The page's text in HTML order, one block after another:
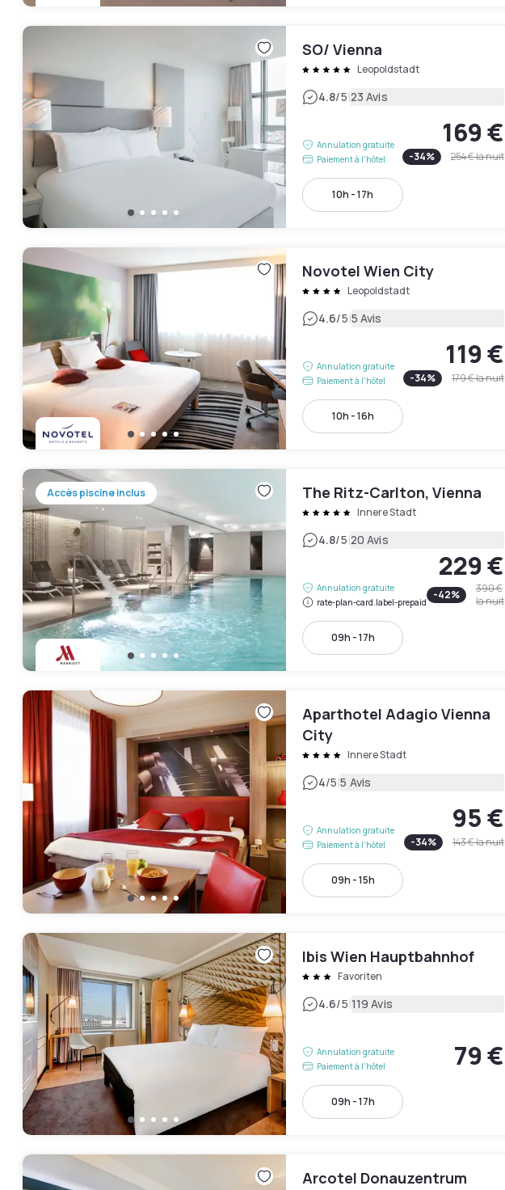
SO/ Vienna
Leopoldstadt
4.8/5|23 Avis
Annulation gratuite
Paiement à l'hôtel
169 €
-34% 254 €la nuit
10h - 17h
Novotel Wien City
Leopoldstadt
4.6/5|5 Avis
Annulation gratuite
Paiement à l'hôtel
119 €
-34% 179 €la nuit
10h - 16h
Accès piscine inclus The Ritz-Carlton, Vienna
Innere Stadt
4.8/5|20 Avis
Annulation gratuite
rate-plan-card.label-prepaid
229 €
-42%
390 €
la nuit
09h - 17h
Aparthotel Adagio Vienna
City
Innere Stadt
4/5|5 Avis
Annulation gratuite
Paiement à l'hôtel
95 €
-34% 143 €la nuit
09h - 15h
Ibis Wien Hauptbahnhof
Favoriten
4.6/5|119 Avis
Annulation gratuite
Paiement à l'hôtel
79 €
09h - 17h
Arcotel Donauzentrum